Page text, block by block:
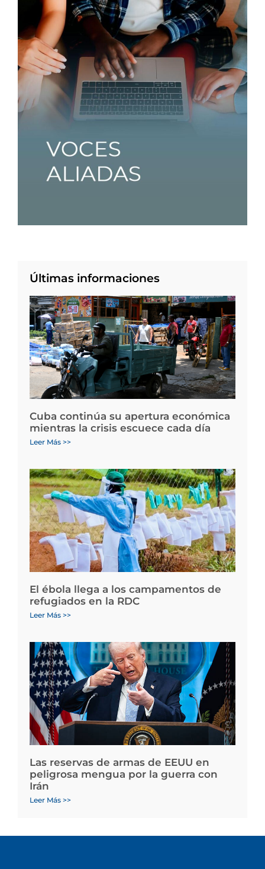
Últimas informaciones
Cuba continúa su apertura económica
mientras la crisis escuece cada día
Leer Más >>
El ébola llega a los campamentos de
refugiados en la RDC
Leer Más >>
Las reservas de armas de EEUU en
peligrosa mengua por la guerra con
Irán
Leer Más >>